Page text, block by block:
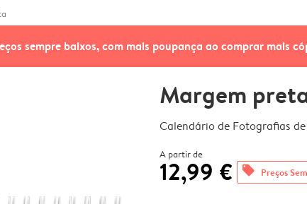
sempre baixos, com mais poupança ao comprar mais
Margem
Calendário de Fotografias
A partir de
12,99 € offers Preços